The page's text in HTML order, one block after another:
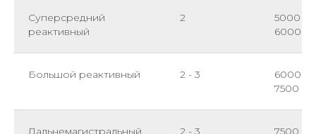
Суперсредний
реактивный
2
5000 -
6000
Большой реактивный 2 - 3
6000 -
7500
Дальнемагистральный
2 - 3
7500 -